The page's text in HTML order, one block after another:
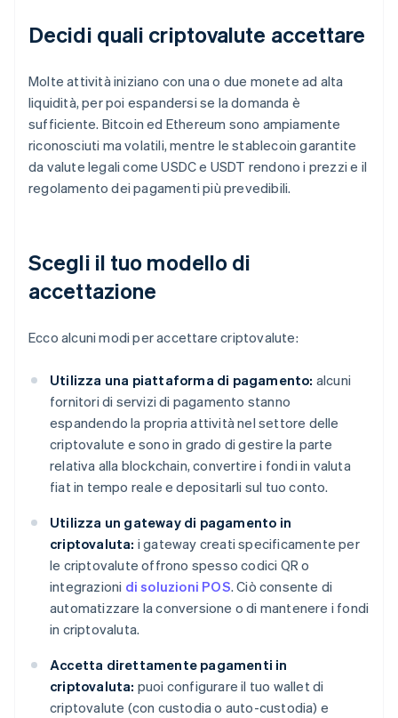
Decidi quali criptovalute accettare
Molte attività iniziano con una o due monete ad alta
liquidità, per poi espandersi se la domanda è
sufficiente. Bitcoin ed Ethereum sono ampiamente
riconosciuti ma volatili, mentre le stablecoin garantite
da valute legali come USDC e USDT rendono i prezzi e il
regolamento dei pagamenti più prevedibili.
Scegli il tuo modello di
accettazione
Ecco alcuni modi per accettare criptovalute:
Utilizza una piattaforma di pagamento: alcuni
fornitori di servizi di pagamento stanno
espandendo la propria attività nel settore delle
criptovalute e sono in grado di gestire la parte
relativa alla blockchain, convertire i fondi in valuta
fiat in tempo reale e depositarli sul tuo conto.
Utilizza un gateway di pagamento in
criptovaluta: i gateway creati specificamente per
le criptovalute offrono spesso codici QR o
integrazioni di soluzioni POS. Ciò consente di
automatizzare la conversione o di mantenere i fondi
in criptovaluta.
Accetta direttamente pagamenti in
criptovaluta: puoi configurare il tuo wallet di
criptovalute (con custodia o auto-custodia) e